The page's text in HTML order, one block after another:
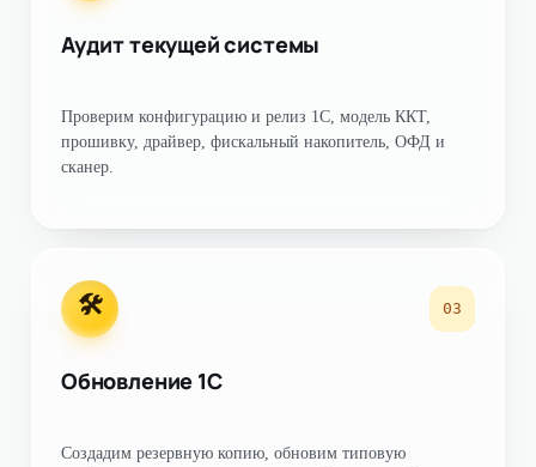
Аудит текущей системы
Проверим конфигурацию и релиз 1С, модель ККТ,
прошивку, драйвер, фискальный накопитель, ОФД и
сканер.
🛠 03
Обновление 1С
Создадим резервную копию, обновим типовую